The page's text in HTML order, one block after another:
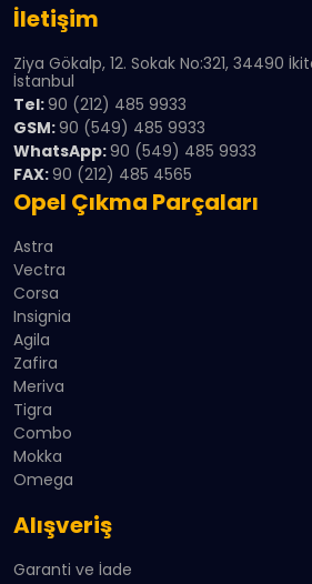
İletişim
Ziya Gökalp, 12. Sokak No:321, 34490
İstanbul
Tel:90 (212) 485 9933
GSM:90 (549) 485 9933
WhatsApp:90 (549) 485 9933
FAX:90 (212) 485 4565
Opel Çıkma Parçaları
Astra
Vectra
Corsa
Insignia
Agila
Zafira
Meriva
Tigra
Combo
Mokka
Omega
Alışveriş
Garanti ve İade